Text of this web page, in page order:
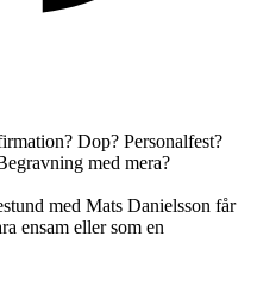
Dop? Personalfest?
med mera?
med Mats Danielsson får
ensam eller som en